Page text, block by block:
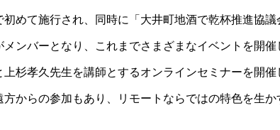
めて施行され、同時に「大井町地酒で乾杯推進協議
ンバーとなり、これまでさまざまなイベントを開催
杉孝久先生を講師とするオンラインセミナーを開催
からの参加もあり、リモートならではの特色を生か